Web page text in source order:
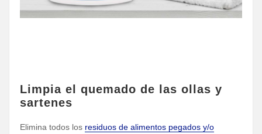
Limpia el quemado de las ollas y
sartenes
Elimina todos los residuos de alimentos pegados y/o